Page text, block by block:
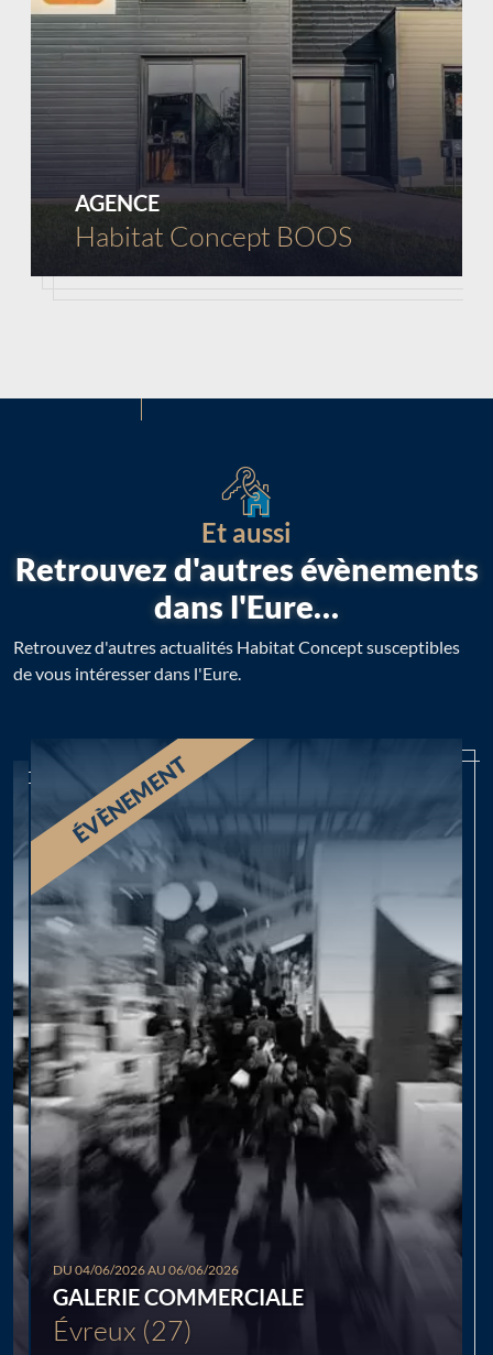
AGENCE
Habitat Concept BOOS
Et aussi
Retrouvez d'autres évènements
dans l'Eure…
Retrouvez d'autres actualités Habitat Concept susceptibles
de vous intéresser dans l'Eure.
Chargement...
ÉVÈNEMENT
DU 04/06/2026 AU 06/06/2026
GALERIE COMMERCIALE
Évreux (27)